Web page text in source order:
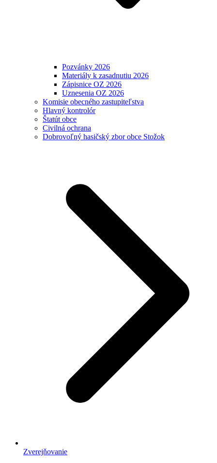
Pozvánky 2026
Materiály k zasadnutiu 2026
Zápisnice OZ 2026
Uznesenia OZ 2026
Komisie obecného zastupiteľstva
Hlavný kontrolór
Štatút obce
Civilná ochrana
Dobrovoľný hasičský zbor obce Stožok
Zverejňovanie